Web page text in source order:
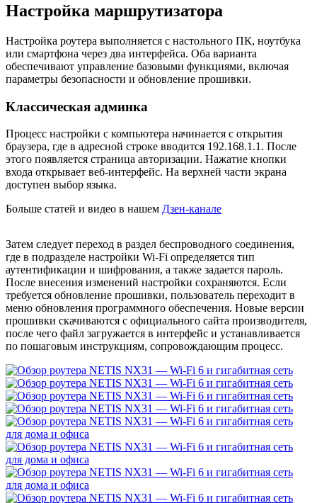
Настройка маршрутизатора
Настройка роутера выполняется с настольного ПК, ноутбука
или смартфона через два интерфейса. Оба варианта
обеспечивают управление базовыми функциями, включая
параметры безопасности и обновление прошивки.
Классическая админка
Процесс настройки с компьютера начинается с открытия
браузера, где в адресной строке вводится 192.168.1.1. После
этого появляется страница авторизации. Нажатие кнопки
входа открывает веб-интерфейс. На верхней части экрана
доступен выбор языка.
Больше статей и видео в нашем Дзен-канале
Затем следует переход в раздел беспроводного соединения,
где в подразделе настройки Wi-Fi определяется тип
аутентификации и шифрования, а также задается пароль.
После внесения изменений настройки сохраняются. Если
требуется обновление прошивки, пользователь переходит в
меню обновления программного обеспечения. Новые версии
прошивки скачиваются с официального сайта производителя,
после чего файл загружается в интерфейс и устанавливается
по пошаговым инструкциям, сопровождающим процесс.